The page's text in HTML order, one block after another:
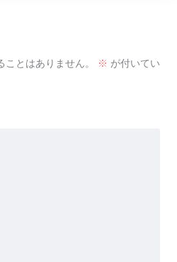
とはありません。 ※ が付いてい